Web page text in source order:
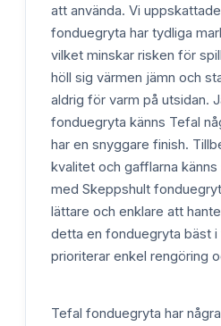
att använda. Vi
fonduegryta har tydliga
vilket minskar risken för
höll sig värmen jämn och
aldrig för varm på utsidan.
fonduegryta känns Tefal
har en snyggare finish.
kvalitet och gafflarna
med Skeppshult
lättare och enklare att
detta en fonduegryta bäst
prioriterar enkel rengöring
Tefal fonduegryta har